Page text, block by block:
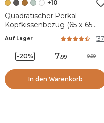
+10
Quadratischer Perkal-
Kopfkissenbezug (65 x 65
Auf Lager (37
-20% 7.99 9.99
In den Warenkorb